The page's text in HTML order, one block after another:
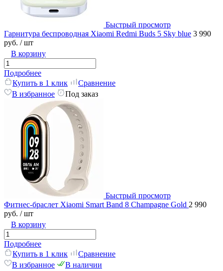
Быстрый просмотр
Гарнитура беспроводная Xiaomi Redmi Buds 5 Sky blue 3 990
руб. / шт
В корзину
Подробнее
Купить в 1 клик
Сравнение
В избранное
Под заказ
Быстрый просмотр
Фитнес-браслет Xiaomi Smart Band 8 Champagne Gold 2 990
руб. / шт
В корзину
Подробнее
Купить в 1 клик
Сравнение
В избранное
В наличии